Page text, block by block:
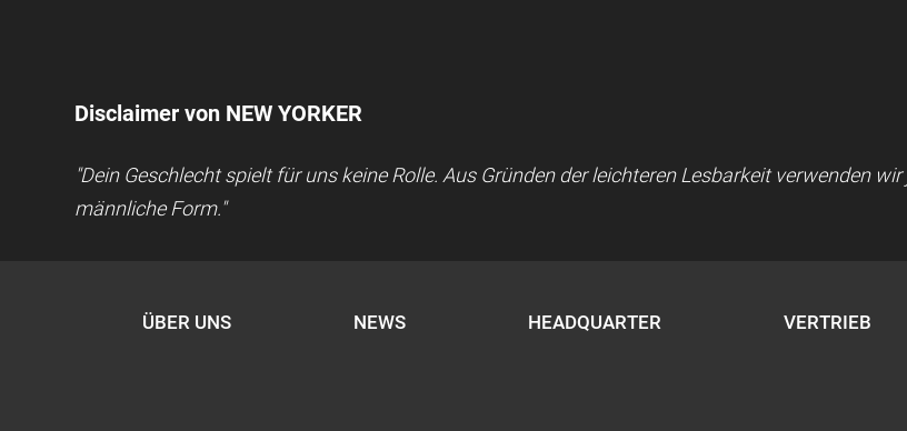
Disclaimer von NEW YORKER
"Dein Geschlecht spielt für uns keine Rolle. Aus Gründen der leichteren Lesbarkeit verwenden
männliche Form."
ÜBER UNS NEWS HEADQUARTER VERTRIEB